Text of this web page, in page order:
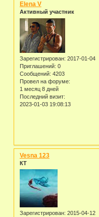
Elena V
Активный участник
Зарегистрирован: 2017-01-04
Приглашений: 0
Сообщений: 4203
Провел на форуме:
1 месяц 8 дней
Последний визит:
2023-01-03 19:08:13
Vesna 123
КТ
Зарегистрирован: 2015-04-12